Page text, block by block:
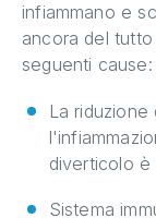
infiammano e
ancora del
seguenti cause:
La
diverticolo
Sistema